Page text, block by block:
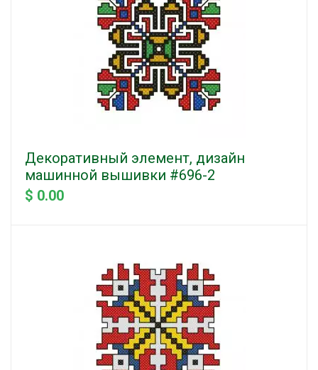
Декоративный элемент, дизайн
машинной вышивки #696-2
$ 0.00